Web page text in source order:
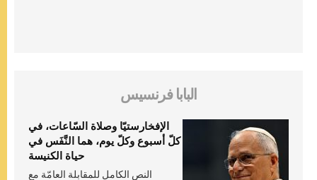
البابا فرنسيس
الإفخارستيّا وصلاة السّاعات، في
كلّ أسبوع وكلّ يوم، هما النَّفَس في
حياة الكنيسة
النص الكامل للمقابلة العامّة مع